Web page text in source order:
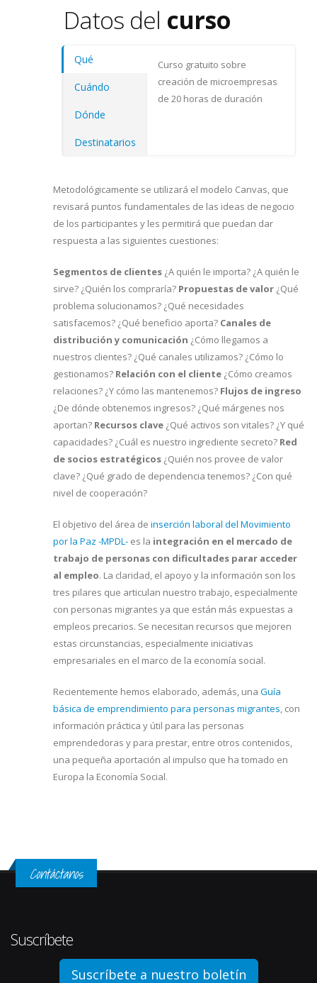
Datos del curso
Qué
Cuándo
Dónde
Destinatarios
Curso gratuito sobre
creación de microempresas
de 20 horas de duración
Metodológicamente se utilizará el modelo Canvas, que
revisará puntos fundamentales de las ideas de negocio
de los participantes y les permitirá que puedan dar
respuesta a las siguientes cuestiones:
Segmentos de clientes ¿A quién le importa? ¿A quién le
sirve? ¿Quién los compraría? Propuestas de valor ¿Qué
problema solucionamos? ¿Qué necesidades
satisfacemos? ¿Qué beneficio aporta? Canales de
distribución y comunicación ¿Cómo llegamos a
nuestros clientes? ¿Qué canales utilizamos? ¿Cómo lo
gestionamos? Relación con el cliente ¿Cómo creamos
relaciones? ¿Y cómo las mantenemos? Flujos de ingreso
¿De dónde obtenemos ingresos? ¿Qué márgenes nos
aportan? Recursos clave ¿Qué activos son vitales? ¿Y qué
capacidades? ¿Cuál es nuestro ingrediente secreto? Red
de socios estratégicos ¿Quién nos provee de valor
clave? ¿Qué grado de dependencia tenemos? ¿Con qué
nivel de cooperación?
El objetivo del área de inserción laboral del Movimiento
por la Paz -MPDL- es la integración en el mercado de
trabajo de personas con dificultades parar acceder
al empleo. La claridad, el apoyo y la información son los
tres pilares que articulan nuestro trabajo, especialmente
con personas migrantes ya que están más expuestas a
empleos precarios. Se necesitan recursos que mejoren
estas circunstancias, especialmente iniciativas
empresariales en el marco de la economía social.
Recientemente hemos elaborado, además, una Guía
básica de emprendimiento para personas migrantes, con
información práctica y útil para las personas
emprendedoras y para prestar, entre otros contenidos,
una pequeña aportación al impulso que ha tomado en
Europa la Economía Social.
Contáctanos
Suscríbete
Suscríbete a nuestro boletín